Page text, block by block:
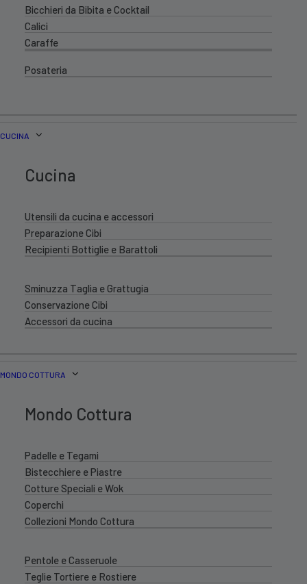
Bicchieri da Bibita e Cocktail
Calici
Caraffe
Posateria
CUCINA
Cucina
Utensili da cucina e accessori
Preparazione Cibi
Recipienti Bottiglie e Barattoli
Sminuzza Taglia e Grattugia
Conservazione Cibi
Accessori da cucina
MONDO COTTURA
Mondo Cottura
Padelle e Tegami
Bistecchiere e Piastre
Cotture Speciali e Wok
Coperchi
Collezioni Mondo Cottura
Pentole e Casseruole
Teglie Tortiere e Rostiere